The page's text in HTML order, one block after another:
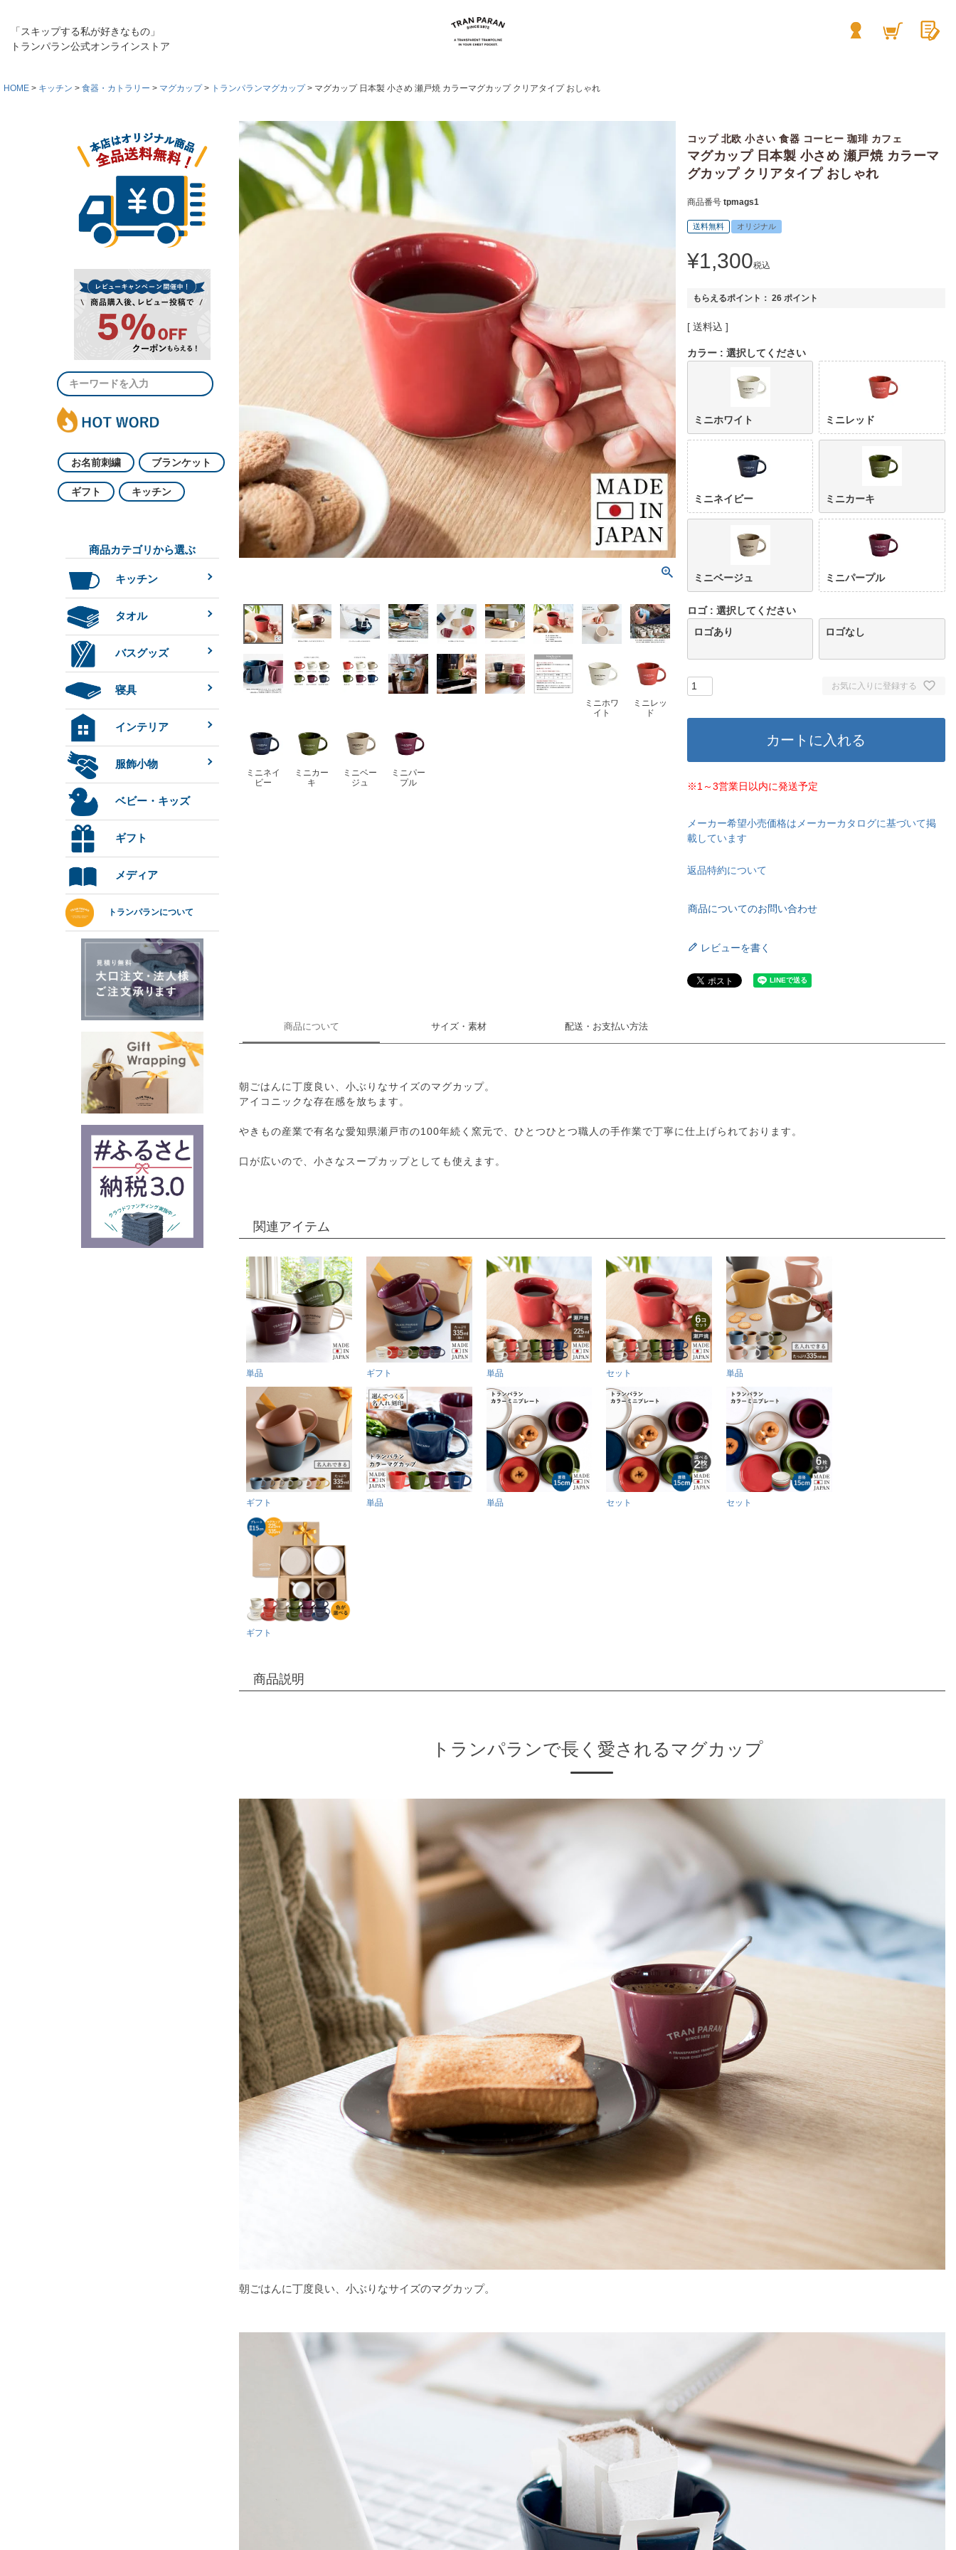
「スキップする私が好きなもの」
トランパラン公式オンラインストア
HOME キッチン 食器・カトラリー マグカップ トランパランマグカップ マグカップ 日本製 小さめ 瀬戸焼 カラーマグカップ クリアタイプ おしゃれ
お名前刺繍 ブランケット
ギフト キッチン
商品カテゴリから選ぶ
キッチン
タオル
バスグッズ
寝具
インテリア
服飾小物
ベビー・キッズ
ギフト
メディア
トランパランについて
ミニホワ
イト
ミニレッ
ド
ミニネイ
ビー
ミニカー
キ
ミニベー
ジュ
ミニパー
プル
コップ 北欧 小さい 食器 コーヒー 珈琲 カフェ
マグカップ 日本製 小さめ 瀬戸焼 カラーマ
グカップ クリアタイプ おしゃれ
商品番号 tpmags1
送料無料 オリジナル
¥1,300税込
もらえるポイント： 26 ポイント
送料込
カラー 選択してください
ミニホワイト ミニレッド
ミニネイビー ミニカーキ
ミニベージュ ミニパープル
ロゴ
選択してください
ロゴあり
ロゴなし
お気に入りに登録する
カートに入れる
※1～3営業日以内に発送予定
メーカー希望小売価格はメーカーカタログに基づいて掲
載しています
返品特約について
商品についてのお問い合わせ
レビューを書く
商品について サイズ・素材 配送・お支払い方法
朝ごはんに丁度良い、小ぶりなサイズのマグカップ。
アイコニックな存在感を放ちます。
やきもの産業で有名な愛知県瀬戸市の100年続く窯元で、ひとつひとつ職人の手作業で丁寧に仕上げられております。
口が広いので、小さなスープカップとしても使えます。
関連アイテム
単品 ギフト 単品 セット 単品
ギフト 単品 単品 セット セット
ギフト
商品説明
トランパランで長く愛されるマグカップ
朝ごはんに丁度良い、小ぶりなサイズのマグカップ。